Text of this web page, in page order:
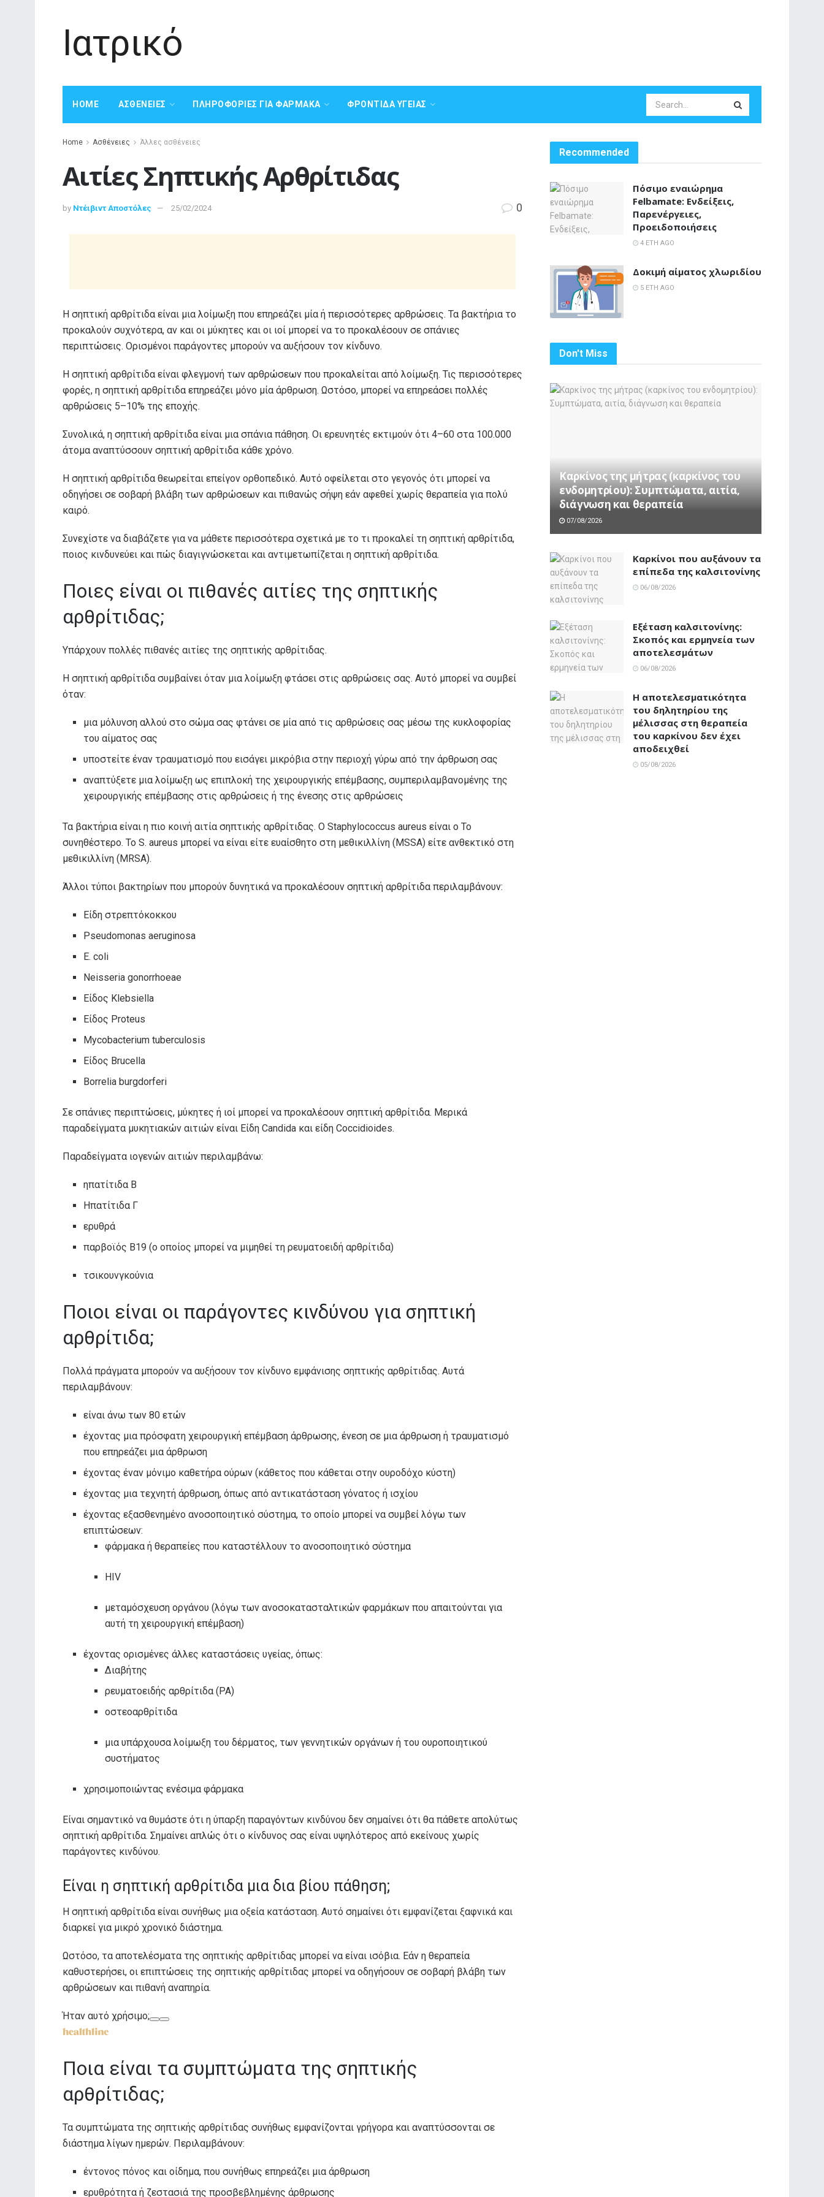
Ιατρικό
HOME ΑΣΘΈΝΕΙΕΣ ΠΛΗΡΟΦΟΡΊΕΣ ΓΙΑ ΦΆΡΜΑΚΑ ΦΡΟΝΤΊΔΑ ΥΓΕΊΑΣ
Home Ασθένειες Άλλες ασθένειες
Αιτίες Σηπτικής Αρθρίτιδας
by Ντέιβιντ Αποστόλες 25/02/2024 0
Η σηπτική αρθρίτιδα είναι μια λοίμωξη που επηρεάζει μία ή περισσότερες αρθρώσεις. Τα βακτήρια το
προκαλούν συχνότερα, αν και οι μύκητες και οι ιοί μπορεί να το προκαλέσουν σε σπάνιες
περιπτώσεις. Ορισμένοι παράγοντες μπορούν να αυξήσουν τον κίνδυνο.
Η σηπτική αρθρίτιδα είναι φλεγμονή των αρθρώσεων που προκαλείται από λοίμωξη. Τις περισσότερες
φορές, η σηπτική αρθρίτιδα επηρεάζει μόνο μία άρθρωση. Ωστόσο, μπορεί να επηρεάσει πολλές
αρθρώσεις 5–10% της εποχής.
Συνολικά, η σηπτική αρθρίτιδα είναι μια σπάνια πάθηση. Οι ερευνητές εκτιμούν ότι 4–60 στα 100.000
άτομα αναπτύσσουν σηπτική αρθρίτιδα κάθε χρόνο.
Η σηπτική αρθρίτιδα θεωρείται επείγον ορθοπεδικό. Αυτό οφείλεται στο γεγονός ότι μπορεί να
οδηγήσει σε σοβαρή βλάβη των αρθρώσεων και πιθανώς σήψη εάν αφεθεί χωρίς θεραπεία για πολύ
καιρό.
Συνεχίστε να διαβάζετε για να μάθετε περισσότερα σχετικά με το τι προκαλεί τη σηπτική αρθρίτιδα,
ποιος κινδυνεύει και πώς διαγιγνώσκεται και αντιμετωπίζεται η σηπτική αρθρίτιδα.
Ποιες είναι οι πιθανές αιτίες της σηπτικής
αρθρίτιδας;
Υπάρχουν πολλές πιθανές αιτίες της σηπτικής αρθρίτιδας.
Η σηπτική αρθρίτιδα συμβαίνει όταν μια λοίμωξη φτάσει στις αρθρώσεις σας. Αυτό μπορεί να συμβεί
όταν:
μια μόλυνση αλλού στο σώμα σας φτάνει σε μία από τις αρθρώσεις σας μέσω της κυκλοφορίας
του αίματος σας
υποστείτε έναν τραυματισμό που εισάγει μικρόβια στην περιοχή γύρω από την άρθρωση σας
αναπτύξετε μια λοίμωξη ως επιπλοκή της χειρουργικής επέμβασης, συμπεριλαμβανομένης της
χειρουργικής επέμβασης στις αρθρώσεις ή της ένεσης στις αρθρώσεις
Τα βακτήρια είναι η πιο κοινή αιτία σηπτικής αρθρίτιδας. Ο Staphylococcus aureus είναι ο Το
συνηθέστερο. Το S. aureus μπορεί να είναι είτε ευαίσθητο στη μεθικιλλίνη (MSSA) είτε ανθεκτικό στη
μεθικιλλίνη (MRSA).
Άλλοι τύποι βακτηρίων που μπορούν δυνητικά να προκαλέσουν σηπτική αρθρίτιδα περιλαμβάνουν:
Είδη στρεπτόκοκκου
Pseudomonas aeruginosa
Ε. coli
Neisseria gonorrhoeae
Είδος Klebsiella
Είδος Proteus
Mycobacterium tuberculosis
Είδος Brucella
Borrelia burgdorferi
Σε σπάνιες περιπτώσεις, μύκητες ή ιοί μπορεί να προκαλέσουν σηπτική αρθρίτιδα. Μερικά
παραδείγματα μυκητιακών αιτιών είναι Είδη Candida και είδη Coccidioides.
Παραδείγματα ιογενών αιτιών περιλαμβάνω:
ηπατίτιδα Β
Ηπατίτιδα Γ
ερυθρά
παρβοϊός Β19 (ο οποίος μπορεί να μιμηθεί τη ρευματοειδή αρθρίτιδα)
τσικουνγκούνια
Ποιοι είναι οι παράγοντες κινδύνου για σηπτική
αρθρίτιδα;
Πολλά πράγματα μπορούν να αυξήσουν τον κίνδυνο εμφάνισης σηπτικής αρθρίτιδας. Αυτά
περιλαμβάνουν:
είναι άνω των 80 ετών
έχοντας μια πρόσφατη χειρουργική επέμβαση άρθρωσης, ένεση σε μια άρθρωση ή τραυματισμό
που επηρεάζει μια άρθρωση
έχοντας έναν μόνιμο καθετήρα ούρων (κάθετος που κάθεται στην ουροδόχο κύστη)
έχοντας μια τεχνητή άρθρωση, όπως από αντικατάσταση γόνατος ή ισχίου
έχοντας εξασθενημένο ανοσοποιητικό σύστημα, το οποίο μπορεί να συμβεί λόγω των
επιπτώσεων:
φάρμακα ή θεραπείες που καταστέλλουν το ανοσοποιητικό σύστημα
HIV
μεταμόσχευση οργάνου (λόγω των ανοσοκατασταλτικών φαρμάκων που απαιτούνται για
αυτή τη χειρουργική επέμβαση)
έχοντας ορισμένες άλλες καταστάσεις υγείας, όπως:
Διαβήτης
ρευματοειδής αρθρίτιδα (ΡΑ)
οστεοαρθρίτιδα
μια υπάρχουσα λοίμωξη του δέρματος, των γεννητικών οργάνων ή του ουροποιητικού
συστήματος
χρησιμοποιώντας ενέσιμα φάρμακα
Είναι σημαντικό να θυμάστε ότι η ύπαρξη παραγόντων κινδύνου δεν σημαίνει ότι θα πάθετε απολύτως
σηπτική αρθρίτιδα. Σημαίνει απλώς ότι ο κίνδυνος σας είναι υψηλότερος από εκείνους χωρίς
παράγοντες κινδύνου.
Είναι η σηπτική αρθρίτιδα μια δια βίου πάθηση;
Η σηπτική αρθρίτιδα είναι συνήθως μια οξεία κατάσταση. Αυτό σημαίνει ότι εμφανίζεται ξαφνικά και
διαρκεί για μικρό χρονικό διάστημα.
Ωστόσο, τα αποτελέσματα της σηπτικής αρθρίτιδας μπορεί να είναι ισόβια. Εάν η θεραπεία
καθυστερήσει, οι επιπτώσεις της σηπτικής αρθρίτιδας μπορεί να οδηγήσουν σε σοβαρή βλάβη των
αρθρώσεων και πιθανή αναπηρία.
Ήταν αυτό χρήσιμο;
Ποια είναι τα συμπτώματα της σηπτικής
αρθρίτιδας;
Τα συμπτώματα της σηπτικής αρθρίτιδας συνήθως εμφανίζονται γρήγορα και αναπτύσσονται σε
διάστημα λίγων ημερών. Περιλαμβάνουν:
έντονος πόνος και οίδημα, που συνήθως επηρεάζει μια άρθρωση
ερυθρότητα ή ζεστασιά της προσβεβλημένης άρθρωσης
Recommended
Πόσιμο εναιώρημα
Felbamate: Ενδείξεις,
Παρενέργειες,
Προειδοποιήσεις
4 ΈΤΗ AGO
Δοκιμή αίματος χλωριδίου
5 ΈΤΗ AGO
Don't Miss
Καρκίνος της μήτρας (καρκίνος του
ενδομητρίου): Συμπτώματα, αιτία,
διάγνωση και θεραπεία
07/08/2026
Καρκίνοι που αυξάνουν τα
επίπεδα της καλσιτονίνης
06/08/2026
Εξέταση καλσιτονίνης:
Σκοπός και ερμηνεία των
αποτελεσμάτων
06/08/2026
Η αποτελεσματικότητα
του δηλητηρίου της
μέλισσας στη θεραπεία
του καρκίνου δεν έχει
αποδειχθεί
05/08/2026